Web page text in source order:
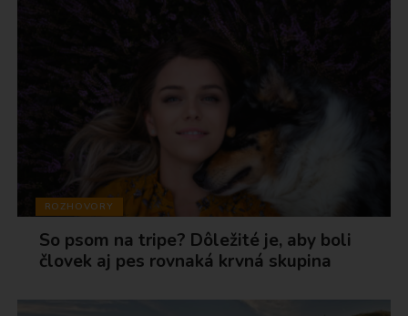
ROZHOVORY
So psom na tripe? Dôležité je, aby boli
človek aj pes rovnaká krvná skupina